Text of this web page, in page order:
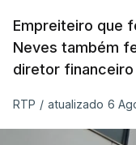
Empreiteiro que
Neves também
diretor financeiro
RTP / atualizado 6